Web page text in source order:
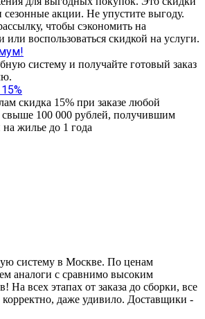
акции. Не упустите выгоду.
чтобы сэкономить на
или воспользоваться скидкой на услуги.
систему и получайте готовый заказ
скидка 15% при заказе любой
100 000 рублей, получившим
на жилье до 1 года
систему в Москве. По ценам
аналоги с сравнимо высоким
На всех этапах от заказа до сборки, все
корректно, даже удивило. Доставщики -